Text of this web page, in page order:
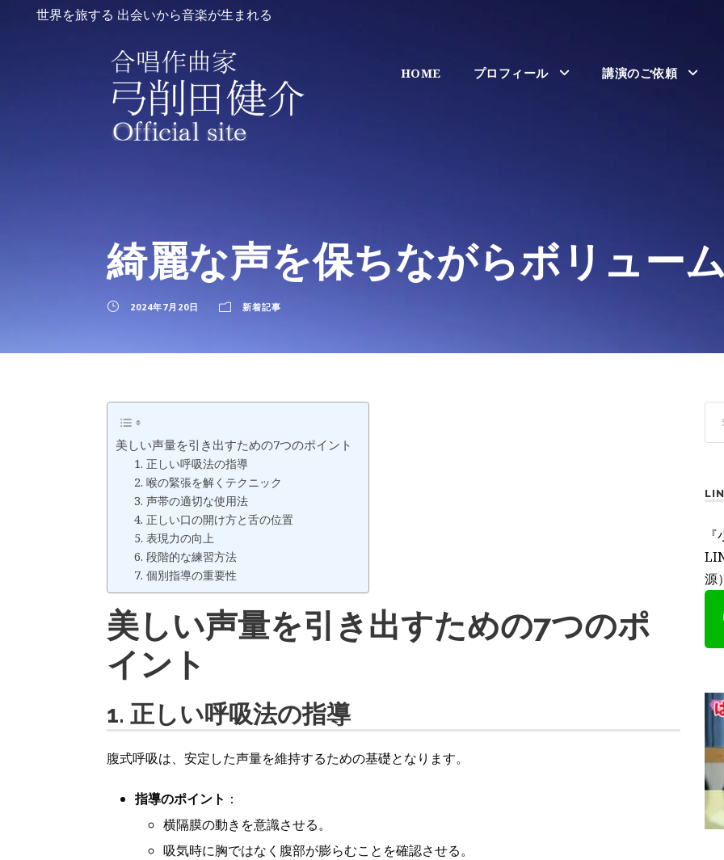
世界を旅する 出会いから音楽が生まれる
HOME プロフィール 講演のご依頼
綺麗な声を保ちながらボリュー
2024年7月20日 新着記事
美しい声量を引き出すための7つのポイント
1. 正しい呼吸法の指導
2. 喉の緊張を解くテクニック
3. 声帯の適切な使用法
4. 正しい口の開け方と舌の位置
5. 表現力の向上
6. 段階的な練習方法
7. 個別指導の重要性
美しい声量を引き出すための7つのポ
イント
1. 正しい呼吸法の指導
腹式呼吸は、安定した声量を維持するための基礎となります。
指導のポイント ：
横隔膜の動きを意識させる。
吸気時に胸ではなく腹部が膨らむことを確認させる。
源